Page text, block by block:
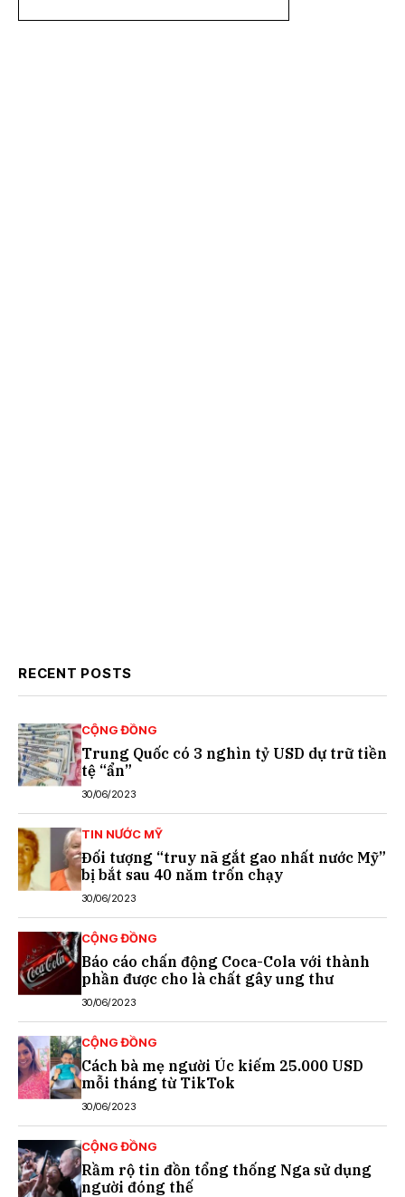
RECENT POSTS
CỘNG ĐỒNG
Trung Quốc có 3 nghìn tỷ USD dự trữ tiền
tệ “ẩn”
30/06/2023
TIN NƯỚC MỸ
Đối tượng “truy nã gắt gao nhất nước Mỹ”
bị bắt sau 40 năm trốn chạy
30/06/2023
CỘNG ĐỒNG
Báo cáo chấn động Coca-Cola với thành
phần được cho là chất gây ung thư
30/06/2023
CỘNG ĐỒNG
Cách bà mẹ người Úc kiếm 25.000 USD
mỗi tháng từ TikTok
30/06/2023
CỘNG ĐỒNG
Rầm rộ tin đồn tổng thống Nga sử dụng
người đóng thế